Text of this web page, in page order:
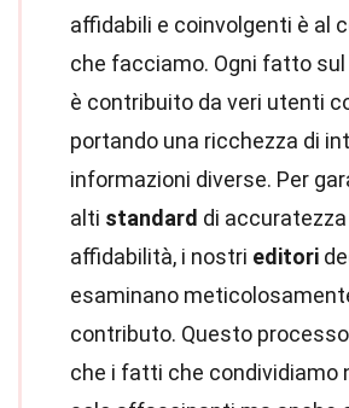
affidabili e coinvolgenti è al
che facciamo. Ogni fatto
è contribuito da veri utenti
portando una ricchezza di
informazioni diverse. Per
alti standard di accuratezza
affidabilità, i nostri editori
esaminano
contributo. Questo
che i fatti che condividiamo